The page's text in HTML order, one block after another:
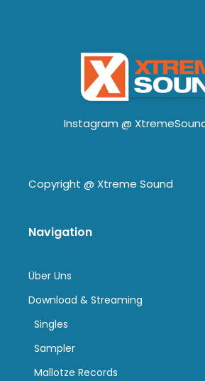
Instagram @
Copyright @ Xtreme Sound
Navigation
Über Uns
Download & Streaming
Singles
Sampler
Mallotze Records